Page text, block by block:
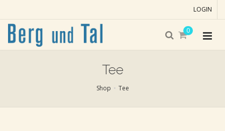
LOGIN
0
Tee
Shop Tee